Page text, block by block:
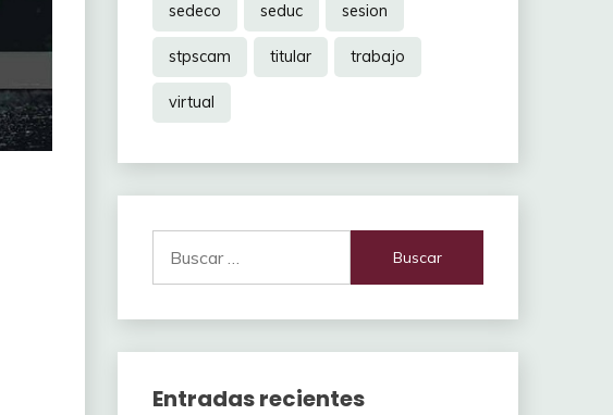
sedeco seduc sesion
stpscam titular trabajo
virtual
Entradas recientes